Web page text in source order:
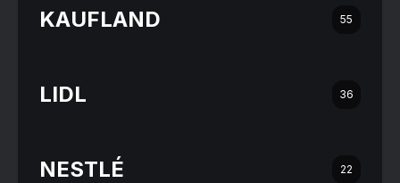
KAUFLAND 55
LIDL 36
NESTLÉ 22